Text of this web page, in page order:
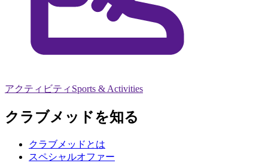
アクティビティ Sports & Activities
クラブメッドを知る
クラブメッドとは
スペシャルオファー